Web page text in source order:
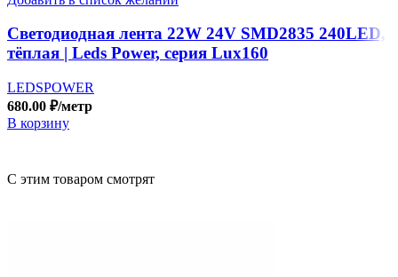
Светодиодная лента 22W 24V SMD2835 240LED,
тёплая | Leds Power, серия Lux160
LEDSPOWER
680.00 ₽/метр
В корзину
С этим товаром смотрят